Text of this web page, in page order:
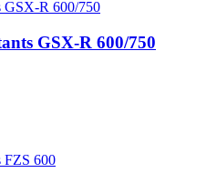
GSX-R 600/750